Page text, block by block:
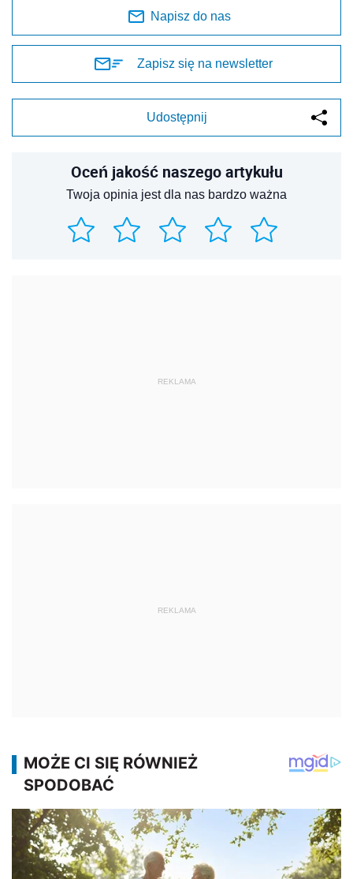
Napisz do nas
Zapisz się na newsletter
Udostępnij
Oceń jakość naszego artykułu
Twoja opinia jest dla nas bardzo ważna
REKLAMA
REKLAMA